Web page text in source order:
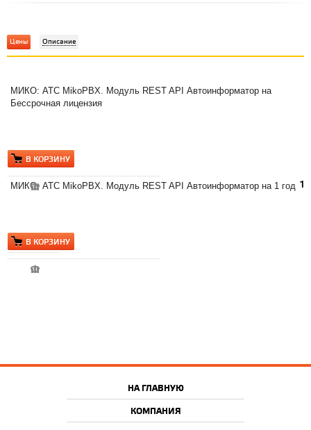
Цены Описание
МИКО: АТС MikoPBX. Модуль REST API Автоинформатор на
Бессрочная лицензия
В КОРЗИНУ
МИКО: АТС MikoPBX. Модуль REST API Автоинформатор на 1 год
В КОРЗИНУ
НА ГЛАВНУЮ
КОМПАНИЯ